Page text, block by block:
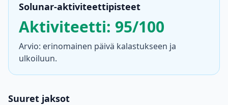
Solunar-aktiviteettipisteet
Aktiviteetti: 95/100
Arvio: erinomainen päivä kalastukseen ja
ulkoiluun.
Suuret jaksot